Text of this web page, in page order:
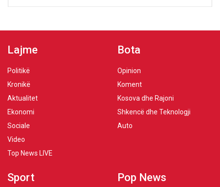
Lajme
Politikë
Kronikë
Aktualitet
Ekonomi
Sociale
Video
Top News LIVE
Bota
Opinion
Koment
Kosova dhe Rajoni
Shkencë dhe Teknologji
Auto
Sport Pop News